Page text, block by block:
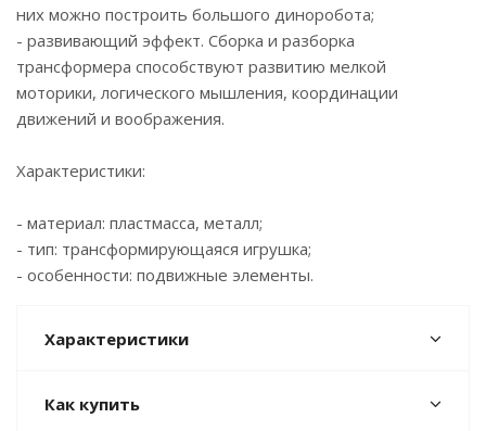
них можно построить большого диноробота;
- развивающий эффект. Сборка и разборка
трансформера способствуют развитию мелкой
моторики, логического мышления, координации
движений и воображения.
Характеристики:
- материал: пластмасса, металл;
- тип: трансформирующаяся игрушка;
- особенности: подвижные элементы.
Характеристики
Как купить